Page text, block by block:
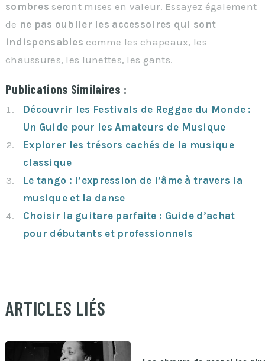
sombres seront mises en valeur. Essayez également
de ne pas oublier les accessoires qui sont
indispensables comme les chapeaux, les
chaussures, les lunettes, les gants.
Publications Similaires :
Découvrir les Festivals de Reggae du Monde :
Un Guide pour les Amateurs de Musique
Explorer les trésors cachés de la musique
classique
Le tango : l’expression de l’âme à travers la
musique et la danse
Choisir la guitare parfaite : Guide d’achat
pour débutants et professionnels
ARTICLES LIÉS